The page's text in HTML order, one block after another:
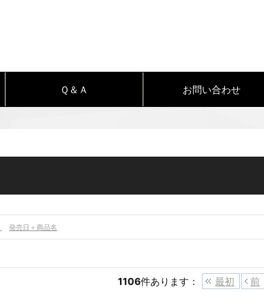
Ｑ＆Ａ お問い合わせ
発売日＋商品名
1106件あります ： 最初 前